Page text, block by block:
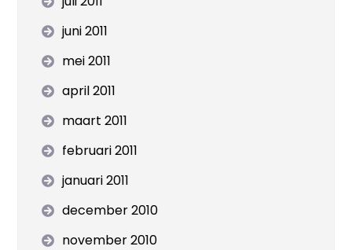
juni 2011
mei 2011
april 2011
maart 2011
februari 2011
januari 2011
december 2010
november 2010